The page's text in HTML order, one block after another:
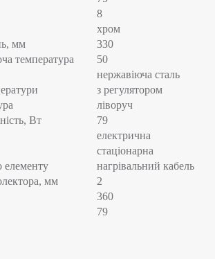
8
хром
мм
330
температура
50
нержавіюча сталь
з регулятором
ліворуч
Вт
79
електрична
стаціонарна
елементу
нагрівальний кабель
мм
2
360
79